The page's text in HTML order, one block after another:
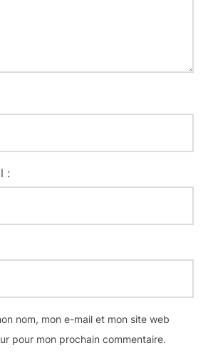
:
nom, mon e-mail et mon site web
pour mon prochain commentaire.